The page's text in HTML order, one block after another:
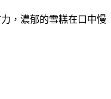
，濃郁的雪糕在口中慢